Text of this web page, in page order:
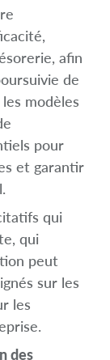
afin
de
modèles
pour
et garantir
qui
qui
peut
sur les
les
des